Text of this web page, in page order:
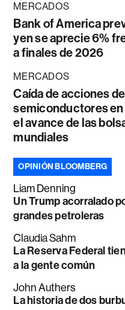
MERCADOS
Bank of America
yen se aprecie 6%
a finales de 2026
MERCADOS
Caída de acciones de
semiconductores en
el avance de las
mundiales
OPINIÓN BLOOMBERG
Liam Denning
Un Trump acorralado
grandes petroleras
Claudia Sahm
La Reserva Federal
a la gente común
John Authers
La historia de dos